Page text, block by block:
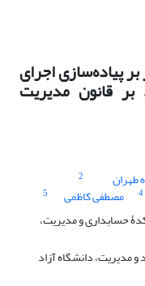
پیاده‌سازی اجرای
بر قانون مدیریت
طهران 2
4 مصطفی کاظمی
5
حسابداری و مدیریت،
مدیریت، دانشگاه آزاد